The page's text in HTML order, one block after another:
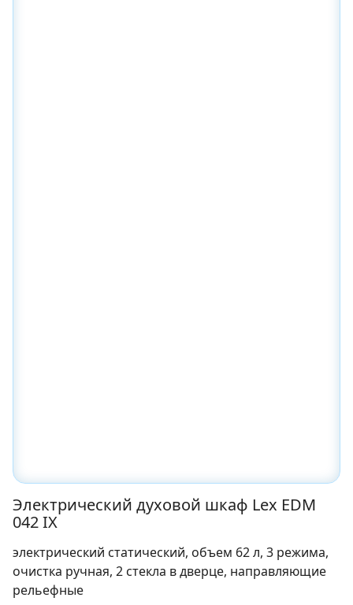
Электрический духовой шкаф Lex EDM
042 IX
электрический статический, объем 62 л, 3 режима,
очистка ручная, 2 стекла в дверце, направляющие
рельефные